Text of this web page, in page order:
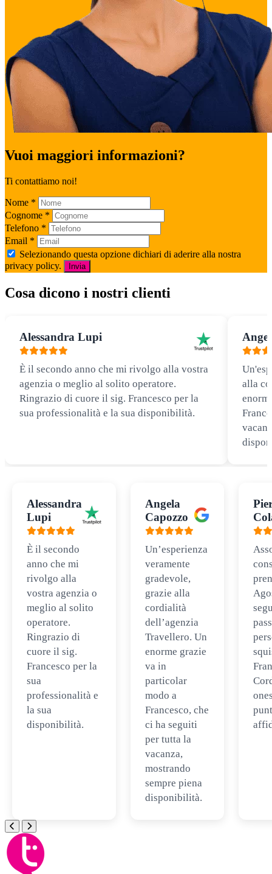
Vuoi maggiori informazioni?
Ti contattiamo noi!
Nome *
Cognome *
Telefono *
Email *
Selezionando questa opzione dichiari di aderire alla nostra
privacy policy.
Invia
Cosa dicono i nostri clienti
Alessandra Lupi
È il secondo anno che mi rivolgo alla vostra
agenzia o meglio al solito operatore.
Ringrazio di cuore il sig. Francesco per la
sua professionalità e la sua disponibilità.
alla
Alessandra
Lupi
È il secondo
anno che mi
rivolgo alla
vostra agenzia o
meglio al solito
operatore.
Ringrazio di
cuore il sig.
Francesco per la
sua
professionalità e
la sua
disponibilità.
Angela
Capozzo
Un’esperienza
veramente
gradevole,
grazie alla
cordialità
dell’agenzia
Travellero. Un
enorme grazie
va in
particolar
modo a
Francesco, che
ci ha seguiti
per tutta la
vacanza,
mostrando
sempre piena
disponibilità.